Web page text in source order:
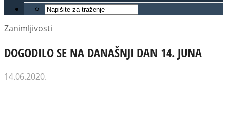
Zanimljivosti
DOGODILO SE NA DANAŠNJI DAN 14. JUNA
14.06.2020.